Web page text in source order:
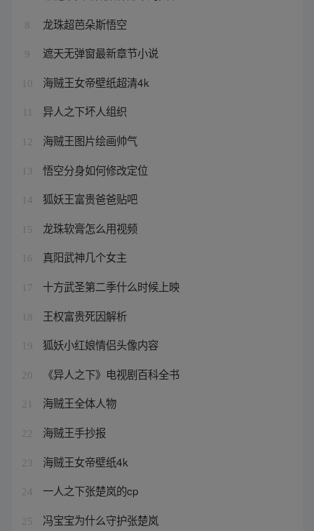
8 龙珠超芭朵斯悟空
9 遮天无弹窗最新章节小说
10 海贼王女帝壁纸超清4k
异人之下坏人组织
12 海贼王图片绘画帅气
13 悟空分身如何修改定位
14 狐妖王富贵爸爸贴吧
15 龙珠软膏怎么用视频
16 真阳武神几个女主
17 十方武圣第二季什么时候上映
18 王权富贵死因解析
19 狐妖小红娘情侣头像内容
20 《异人之下》电视剧百科全书
21 海贼王全体人物
22 海贼王手抄报
23 海贼王女帝壁纸4k
24 一人之下张楚岚的cp
25 冯宝宝为什么守护张楚岚